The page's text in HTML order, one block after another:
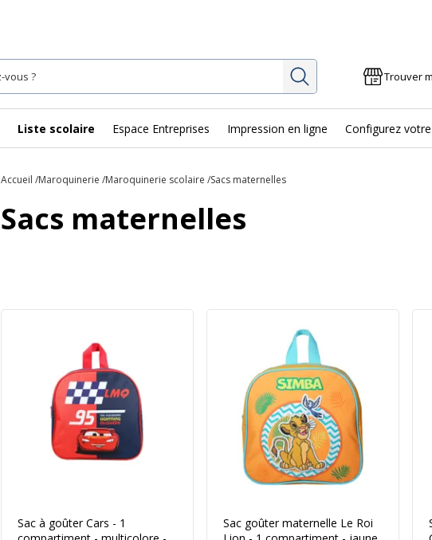
Rechercher Trouver
Liste scolaire Espace Entreprises Impression en ligne Configurez
Accueil Maroquinerie Maroquinerie scolaire Sacs maternelles
Sacs maternelles
Sac à goûter Cars - 1
Sac goûter maternelle Le Roi